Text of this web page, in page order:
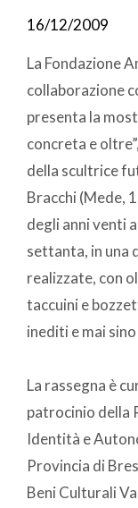
16/12/2009
La Fondazione
collaborazione
presenta la
concreta e
della scultrice
Bracchi (Mede,
degli anni venti
settanta, in una
realizzate, con
taccuini e
inediti e mai
La rassegna è
patrocinio della
Identità e
Provincia di
Beni Culturali